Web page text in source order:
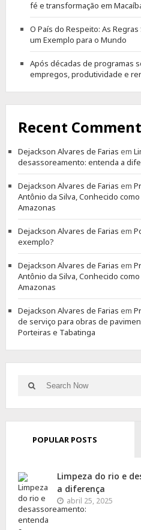
fé e transformação em
O País do Respeito: As
um Exemplo para o Mundo
Após décadas de programas
empregos, produtividade e
Recent
Dejackson Alvares de Farias em
desassoreamento: entenda a
Dejackson Alvares de Farias em
Antônio da Silva, Conhecido
Amazonas
Dejackson Alvares de Farias em
exemplo?
Dejackson Alvares de Farias em
Antônio da Silva, Conhecido
Amazonas
Dejackson Alvares de Farias em
de serviço para obras de
Porteiras e Tabatinga
Search
for:
Search
POPULAR POSTS
Limpeza do rio e
a diferença
abril 25, 2025